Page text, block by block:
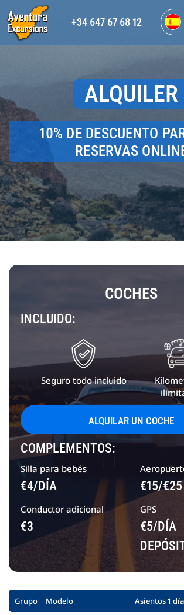
+34 647 67 68 12
ALQUILER
10% DE DESCUENTO
RESERVAS
COCHES
INCLUIDO:
Seguro todo incluido
ALQUILAR UN COCHE
COMPLEMENTOS:
Silla para bebés
€4/DÍA €15/€25
Conductor adicional
€3
GPS
€5/DÍA
Grupo Modelo Asientos1 día